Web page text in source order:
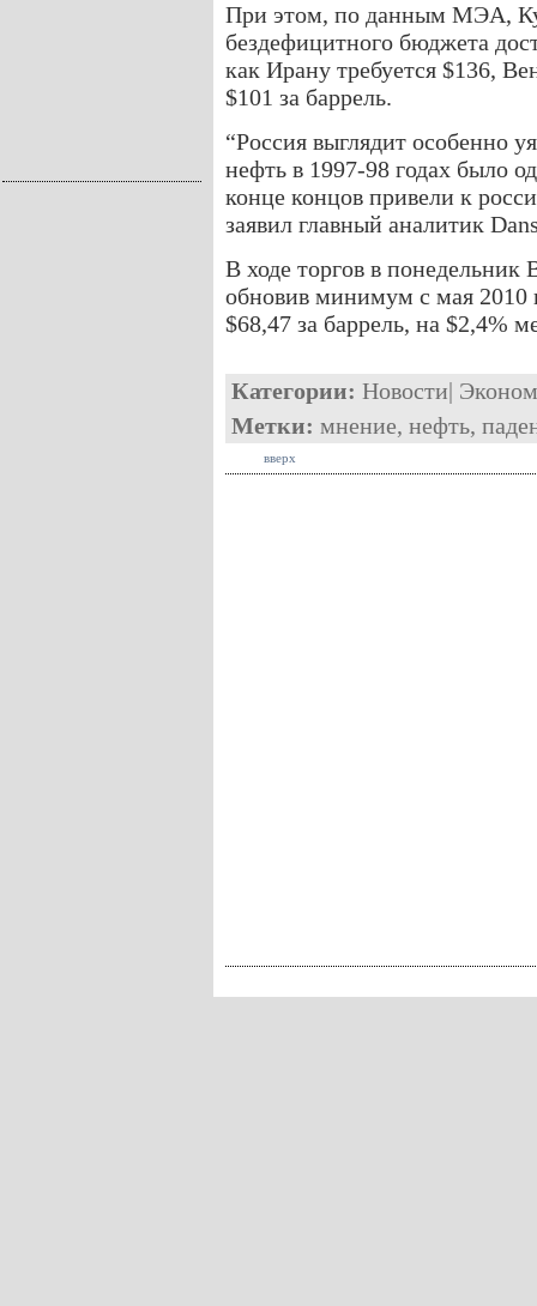
При этом, по данным МЭА,
бездефицитного бюджета
как Ирану требуется $136,
$101 за баррель.
“Россия выглядит особенно
нефть в 1997-98 годах было
конце концов привели к
заявил главный аналитик
В ходе торгов в понедельник
обновив минимум с мая 2010
$68,47 за баррель, на $2,4%
Категории: Новости|
Метки: мнение, нефть,
вверх